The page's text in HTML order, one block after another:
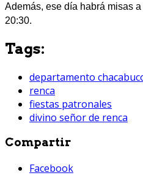
Además, ese día habrá misas
20:30.
Tags:
departamento
renca
fiestas patronales
divino señor de renca
Compartir
Facebook